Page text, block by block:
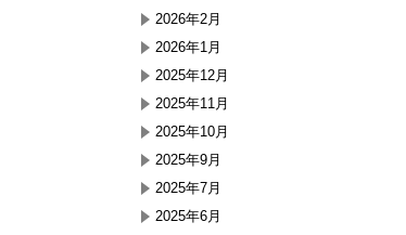
2026年2月
2026年1月
2025年12月
2025年11月
2025年10月
2025年9月
2025年7月
2025年6月